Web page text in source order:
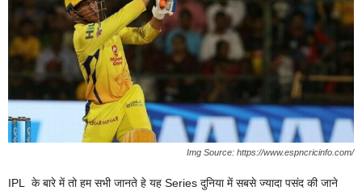
Img Source: https://www.espncricinfo.com/
IPL के बारे में तो हम सभी जानते हे यह Series दुनिया में सबसे ज्यादा पसंद की जाने